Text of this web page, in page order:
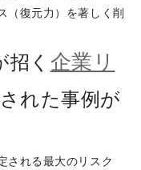
（復元力）を著しく削
招く 企業リ
れた事例が
される最大のリスク